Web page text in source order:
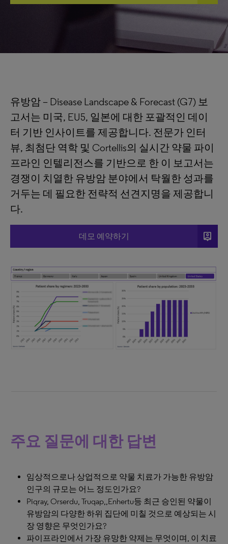
유방암 – Disease Landscape & Forecast (G7) 보
고서는 미국, EU5, 일본에 대한 포괄적인 데이
터 기반 인사이트를 제공합니다. 전문가 인터
뷰, 최첨단 역학 및 Cortellis의 실시간 약물 파이
프라인 인텔리전스를 기반으로 한 이 보고서는
경쟁이 치열한 유방암 분야에서 탁월한 성과를
거두는 데 필요한 전략적 선견지명을 제공합니
다.
데모 예약하기 person_pin
주요 질문에 대한 답변
임상적으로나 상업적으로 약물 치료가 가능한 유방암
인구의 규모는 어느 정도인가요?
Piqray, Orserdu, Truqap,,Enhertu등 최근 승인된 약물이
유방암의 다양한 하위 집단에 미칠 것으로 예상되는 시
장 영향은 무엇인가요?
파이프라인에서 가장 유망한 약제는 무엇이며, 이 치료